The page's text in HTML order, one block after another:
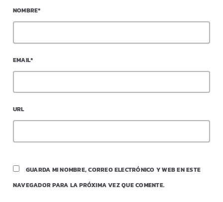
NOMBRE*
EMAIL*
URL
GUARDA MI NOMBRE, CORREO ELECTRÓNICO Y WEB EN ESTE
NAVEGADOR PARA LA PRÓXIMA VEZ QUE COMENTE.